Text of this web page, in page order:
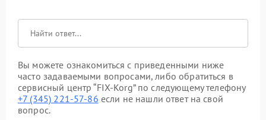
Вы можете ознакомиться с приведенными ниже
часто задаваемыми вопросами, либо обратиться в
сервисный центр “FIX-Korg” по следующему телефону
+7 (345) 221-57-86 если не нашли ответ на свой
вопрос.